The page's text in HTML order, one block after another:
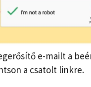
e-mailt a
a csatolt linkre.